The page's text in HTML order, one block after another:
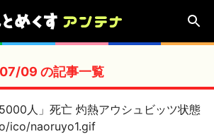
09 の記事一覧
人」死亡 灼熱アウシュビッツ状態
ico/naoruyo1.gif